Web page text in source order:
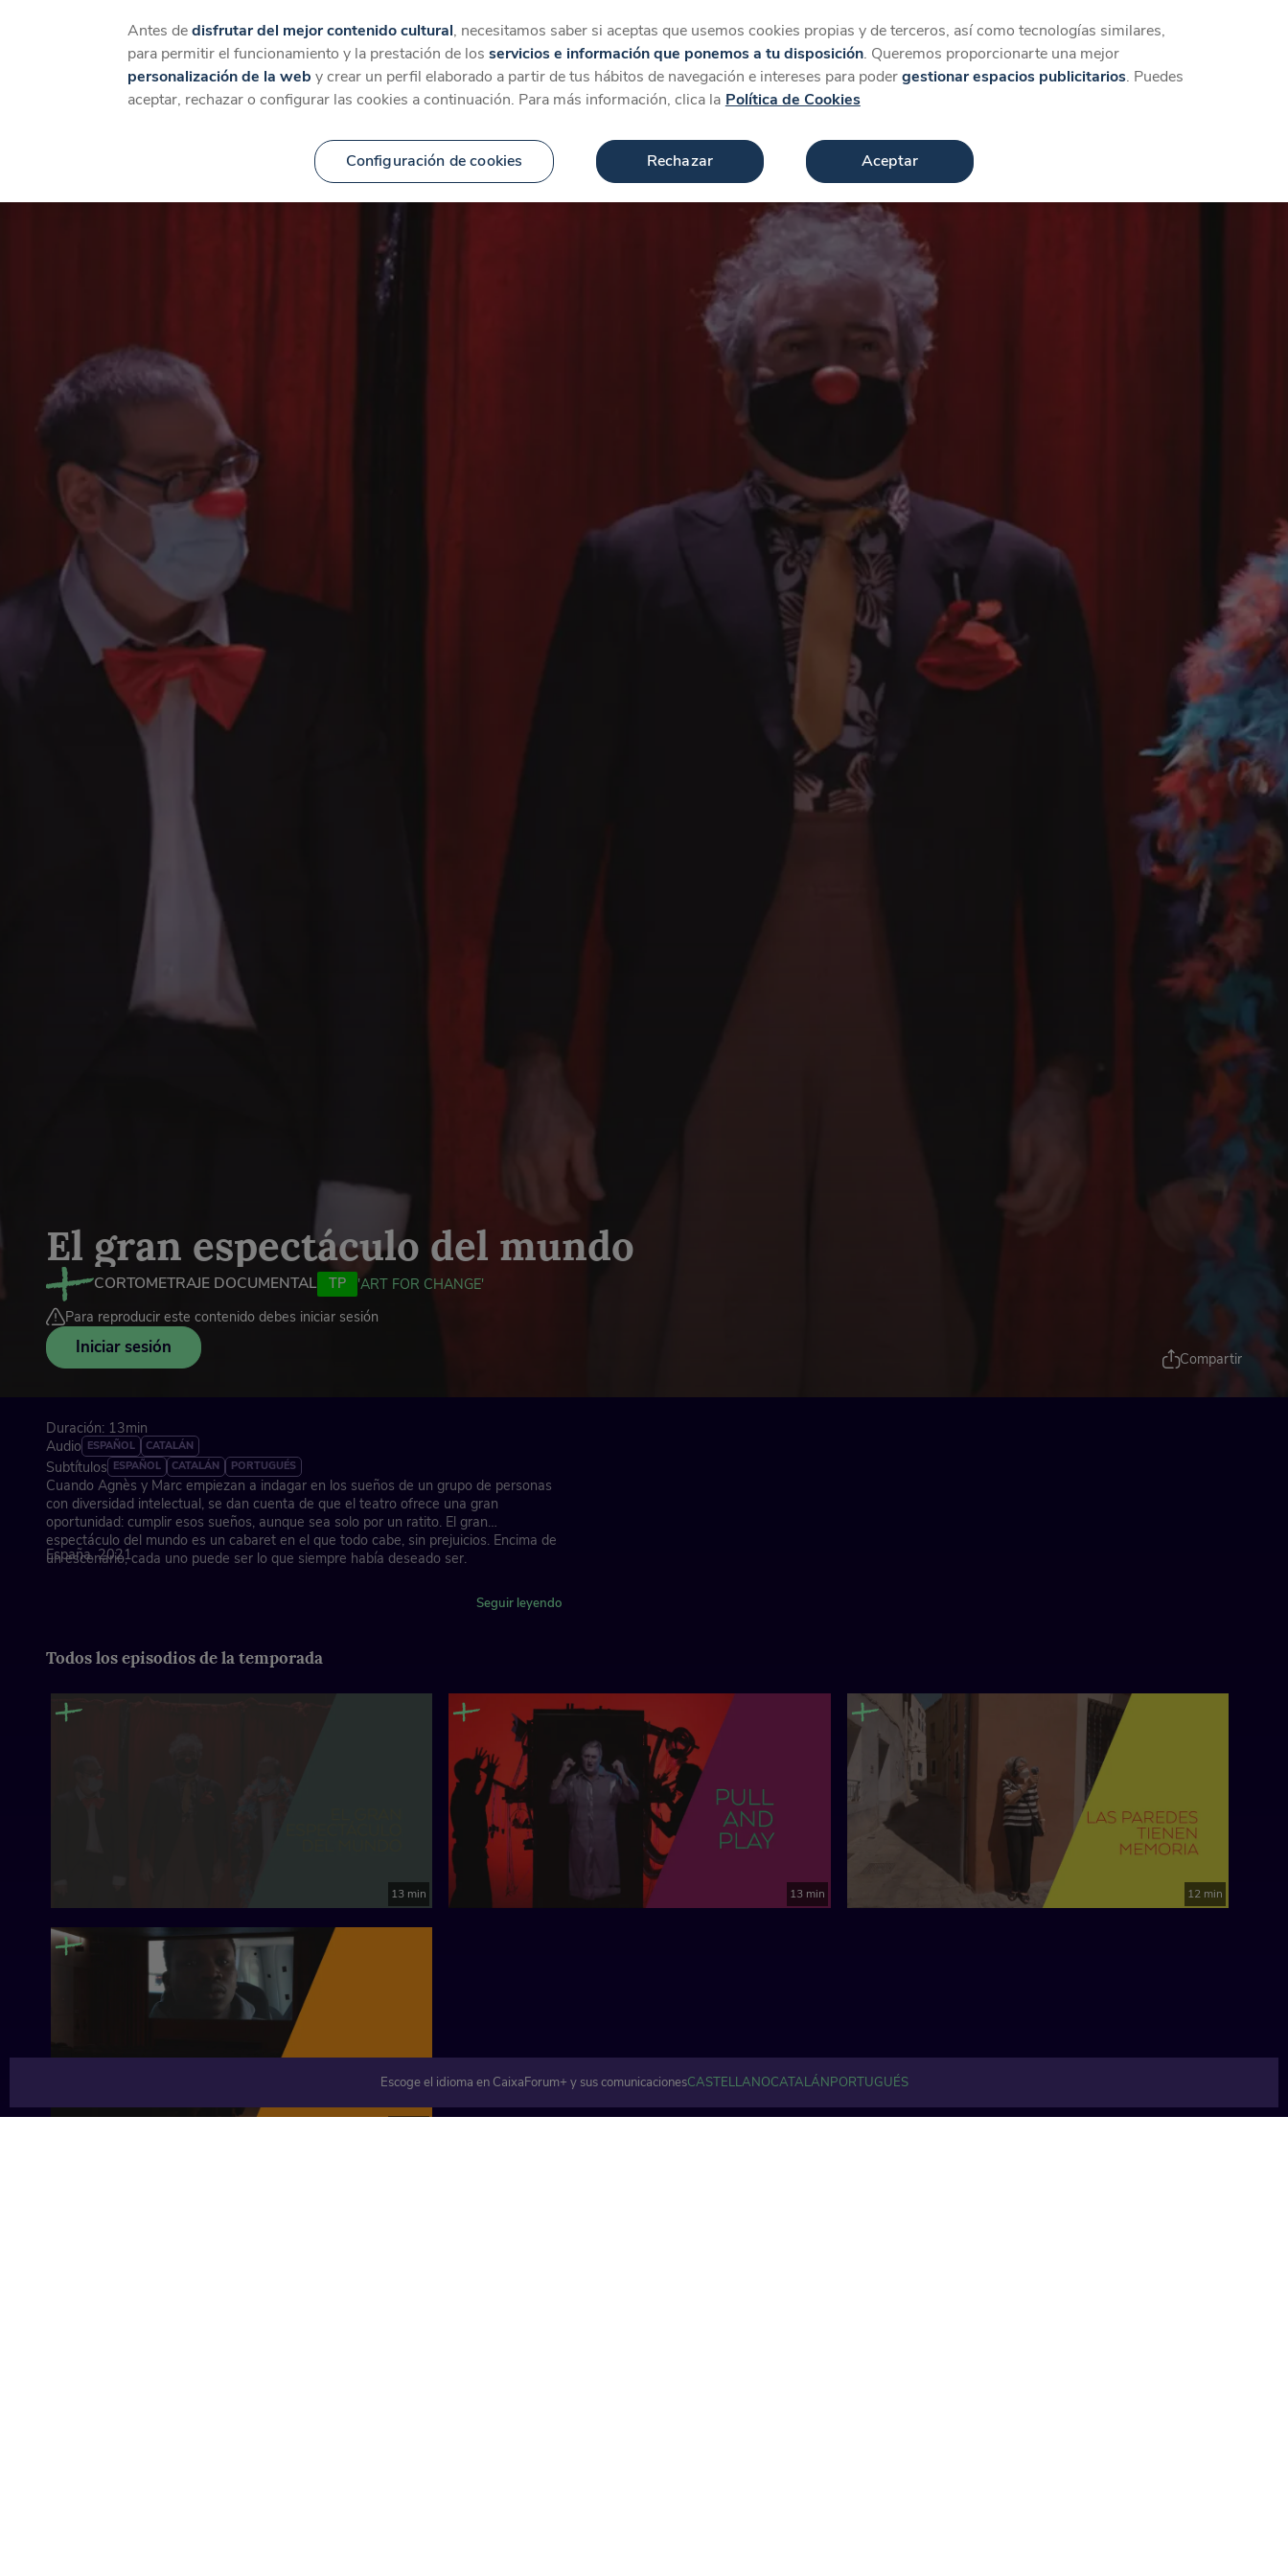
Catálogo Temáticas Categorías Favoritos Más Iniciar sesión Crear cuenta
El gran espectáculo del mundo
CORTOMETRAJE DOCUMENTAL TP 'ART FOR CHANGE'
Para reproducir este contenido debes iniciar sesión
Iniciar sesión
Compartir
Duración: 13min
Audio ESPAÑOL CATALÁN
Subtítulos ESPAÑOL CATALÁN PORTUGUÉS
Cuando Agnès y Marc empiezan a indagar en los sueños de un grupo de personas
con diversidad intelectual, se dan cuenta de que el teatro ofrece una gran
oportunidad: cumplir esos sueños, aunque sea solo por un ratito. El gran
espectáculo del mundo es un cabaret en el que todo cabe, sin prejuicios. Encima de
un escenario, cada uno puede ser lo que siempre había deseado ser.
España, 2021
Seguir leyendo
Todos los episodios de la temporada
13 min 13 min 12 min
Escoge el idioma en CaixaForum+ y sus comunicacionesCASTELLANOCATALÁNPORTUGUÉS
Antes dedisfrutar del mejor contenido cultural, necesitamos saber si aceptas que usemos cookies propias y de terceros, así como tecnologías similares,
para permitir el funcionamiento y la prestación de los servicios e información que ponemos a tu disposición. Queremos proporcionarte una mejor
personalización de la web y crear un perfil elaborado a partir de tus hábitos de navegación e intereses para podergestionar espacios publicitarios. Puedes
aceptar, rechazar o configurar las cookies a continuación. Para más información, clica la Política de Cookies
Configuración de cookies Rechazar Aceptar